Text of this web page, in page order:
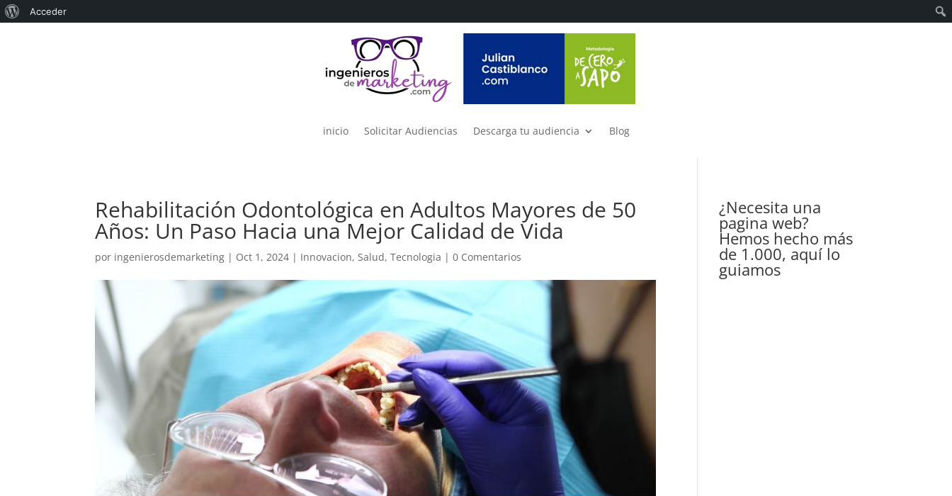
inicio Solicitar Audiencias Descarga tu audiencia Blog
Rehabilitación Odontológica en Adultos Mayores de 50
Años: Un Paso Hacia una Mejor Calidad de Vida
por ingenierosdemarketing | Oct 1, 2024 | Innovacion,Salud,Tecnologia |0 Comentarios
¿Necesita una
pagina web?
Hemos hecho más
de 1.000, aquí lo
guiamos
Acerca
Acceder